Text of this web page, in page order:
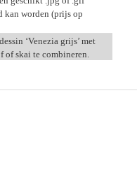
kan worden (prijs op
‘Venezia grijs’ met
of skai te combineren.